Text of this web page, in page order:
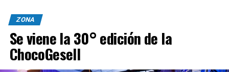
ZONA
Se viene la 30° edición de la
ChocoGesell